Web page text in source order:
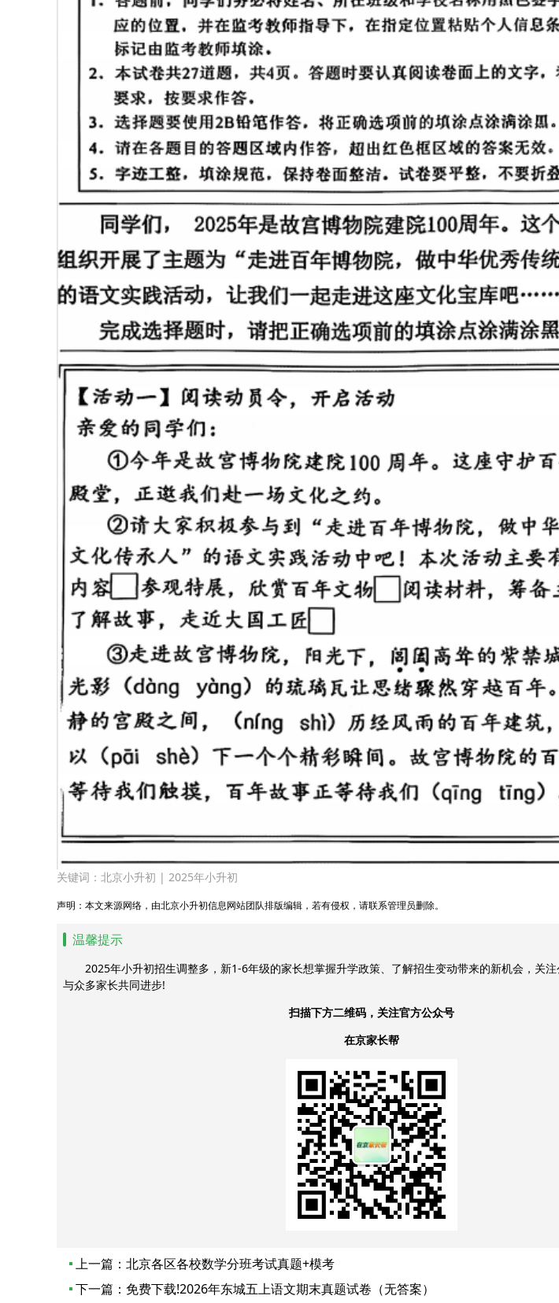
关键词： 北京小升初 | 2025年小升初
声明：本文来源网络，由北京小升初信息网站团队排版编辑，若有侵权，请联系管理员删除。
温馨提示
2025年小升初招生调整多，新1-6年级的家长想掌握升学政策、了解招生变动带来的新机会，关注
与众多家长共同进步!
扫描下方二维码，关注官方公众号
在京家长帮
上一篇： 北京各区各校数学分班考试真题+模考
下一篇： 免费下载!2026年东城五上语文期末真题试卷（无答案）